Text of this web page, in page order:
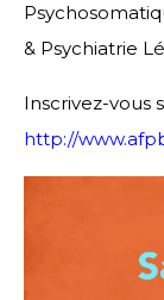
& Psychiatrie
Inscrivez-vous
http://